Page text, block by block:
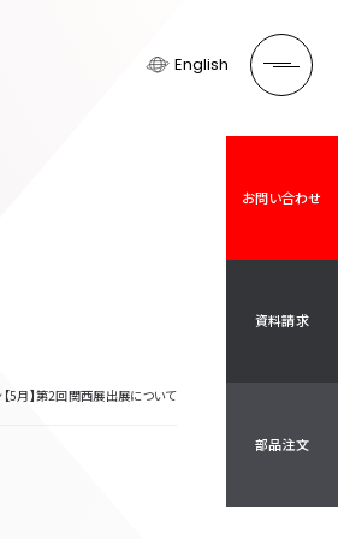
English
お問い合わせ
資料請求
部品注文
5月】第2回関西展出展について